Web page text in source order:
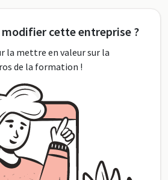
cette entreprise ?
la mettre en valeur sur la
de la formation !